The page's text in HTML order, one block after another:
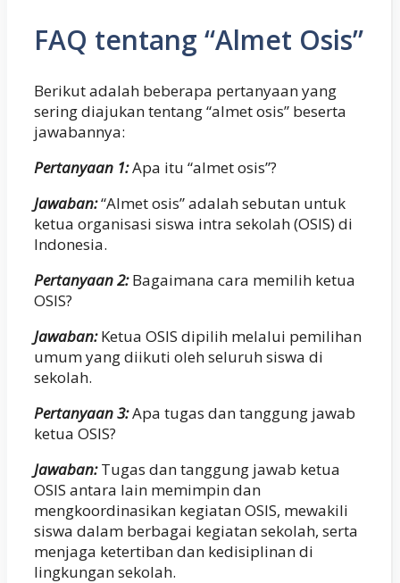
FAQ tentang “Almet Osis”
Berikut adalah beberapa pertanyaan yang
sering diajukan tentang “almet osis” beserta
jawabannya:
Pertanyaan 1:Apa itu “almet osis”?
Jawaban:“Almet osis” adalah sebutan untuk
ketua organisasi siswa intra sekolah (OSIS) di
Indonesia.
Pertanyaan 2:Bagaimana cara memilih ketua
OSIS?
Jawaban:Ketua OSIS dipilih melalui pemilihan
umum yang diikuti oleh seluruh siswa di
sekolah.
Pertanyaan 3:Apa tugas dan tanggung jawab
ketua OSIS?
Jawaban:Tugas dan tanggung jawab ketua
OSIS antara lain memimpin dan
mengkoordinasikan kegiatan OSIS, mewakili
siswa dalam berbagai kegiatan sekolah, serta
menjaga ketertiban dan kedisiplinan di
lingkungan sekolah.